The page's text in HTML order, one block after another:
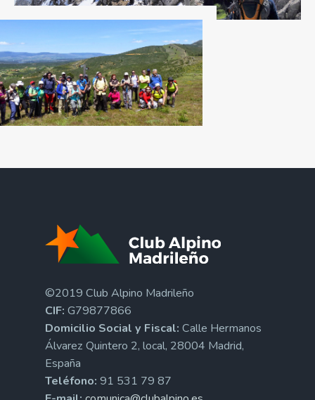
©2019 Club Alpino Madrileño
CIF: G79877866
Domicilio Social y Fiscal: Calle Hermanos
Álvarez Quintero 2, local, 28004 Madrid,
España
Teléfono: 91 531 79 87